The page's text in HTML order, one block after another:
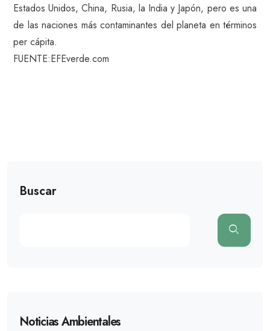
Estados Unidos, China, Rusia, la India y Japón, pero es una
de las naciones más contaminantes del planeta en términos
per cápita.
FUENTE:EFEverde.com
Buscar
Noticias Ambientales